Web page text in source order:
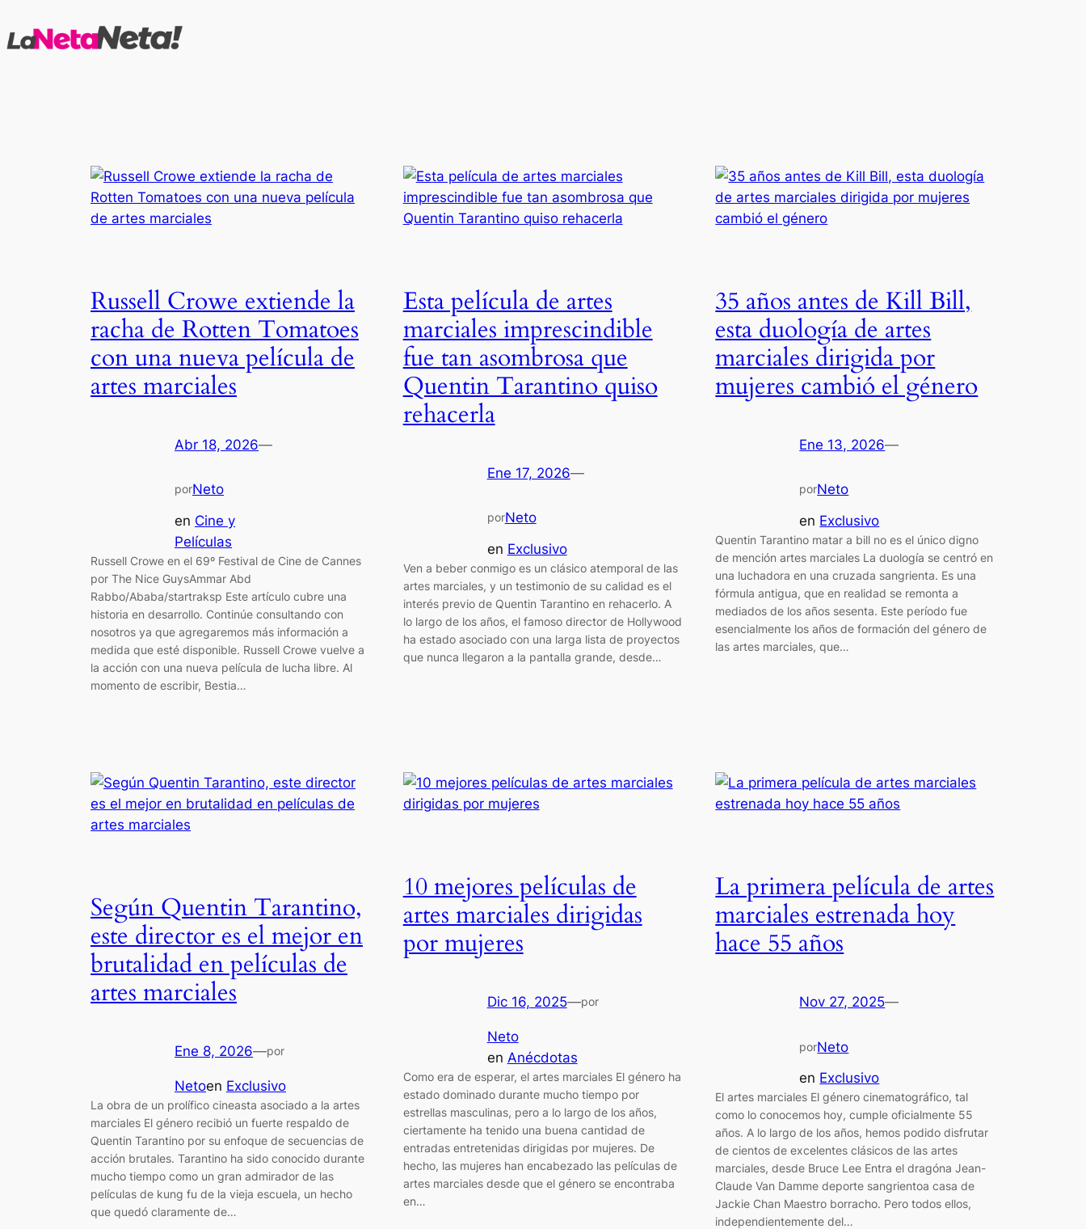
al
Russell Crowe extiende la
racha de Rotten Tomatoes
con una nueva película de
artes marciales
Abr 18, 2026—
porNeto
en Cine y
Películas
Russell Crowe en el 69º Festival de Cine de Cannes
por The Nice GuysAmmar Abd
Rabbo/Ababa/startraksp Este artículo cubre una
historia en desarrollo. Continúe consultando con
nosotros ya que agregaremos más información a
medida que esté disponible. Russell Crowe vuelve a
la acción con una nueva película de lucha libre. Al
momento de escribir, Bestia…
Esta película de artes
marciales imprescindible
fue tan asombrosa que
Quentin Tarantino quiso
rehacerla
Ene 17, 2026—
porNeto
en Exclusivo
Ven a beber conmigo es un clásico atemporal de las
artes marciales, y un testimonio de su calidad es el
interés previo de Quentin Tarantino en rehacerlo. A
lo largo de los años, el famoso director de Hollywood
ha estado asociado con una larga lista de proyectos
que nunca llegaron a la pantalla grande, desde…
35 años antes de Kill Bill,
esta duología de artes
marciales dirigida por
mujeres cambió el género
Ene 13, 2026—
porNeto
en Exclusivo
Quentin Tarantino matar a bill no es el único digno
de mención artes marciales La duología se centró en
una luchadora en una cruzada sangrienta. Es una
fórmula antigua, que en realidad se remonta a
mediados de los años sesenta. Este período fue
esencialmente los años de formación del género de
las artes marciales, que…
Según Quentin Tarantino,
este director es el mejor en
brutalidad en películas de
artes marciales
Ene 8, 2026—por
Netoen Exclusivo
La obra de un prolífico cineasta asociado a la artes
marciales El género recibió un fuerte respaldo de
Quentin Tarantino por su enfoque de secuencias de
acción brutales. Tarantino ha sido conocido durante
mucho tiempo como un gran admirador de las
películas de kung fu de la vieja escuela, un hecho
que quedó claramente de…
10 mejores películas de
artes marciales dirigidas
por mujeres
Dic 16, 2025—por
Neto
en Anécdotas
Como era de esperar, el artes marciales El género ha
estado dominado durante mucho tiempo por
estrellas masculinas, pero a lo largo de los años,
ciertamente ha tenido una buena cantidad de
entradas entretenidas dirigidas por mujeres. De
hecho, las mujeres han encabezado las películas de
artes marciales desde que el género se encontraba
en…
La primera película de artes
marciales estrenada hoy
hace 55 años
Nov 27, 2025—
porNeto
en Exclusivo
El artes marciales El género cinematográfico, tal
como lo conocemos hoy, cumple oficialmente 55
años. A lo largo de los años, hemos podido disfrutar
de cientos de excelentes clásicos de las artes
marciales, desde Bruce Lee Entra el dragóna Jean-
Claude Van Damme deporte sangrientoa casa de
Jackie Chan Maestro borracho. Pero todos ellos,
independientemente del…